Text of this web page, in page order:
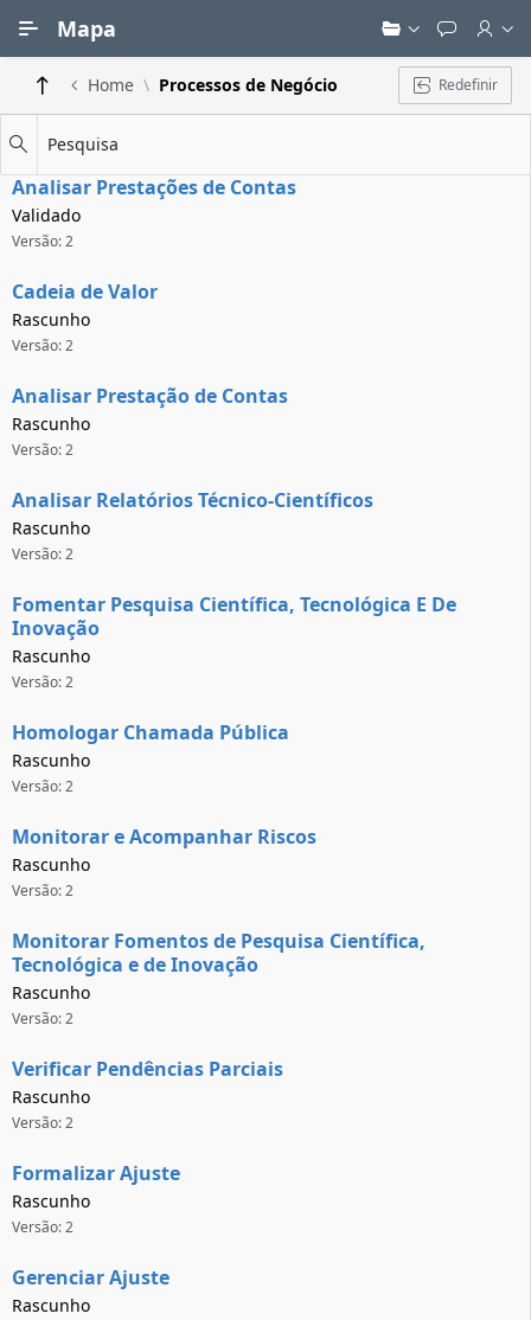
Mapa
Home Processos de Negócio Redefinir
Pesquisa
Analisar Prestações de Contas
Validado
Versão: 2
Cadeia de Valor
Rascunho
Versão: 2
Analisar Prestação de Contas
Rascunho
Versão: 2
Analisar Relatórios Técnico-Científicos
Rascunho
Versão: 2
Fomentar Pesquisa Científica, Tecnológica E De
Inovação
Rascunho
Versão: 2
Homologar Chamada Pública
Rascunho
Versão: 2
Monitorar e Acompanhar Riscos
Rascunho
Versão: 2
Monitorar Fomentos de Pesquisa Científica,
Tecnológica e de Inovação
Rascunho
Versão: 2
Verificar Pendências Parciais
Rascunho
Versão: 2
Formalizar Ajuste
Rascunho
Versão: 2
Gerenciar Ajuste
Rascunho